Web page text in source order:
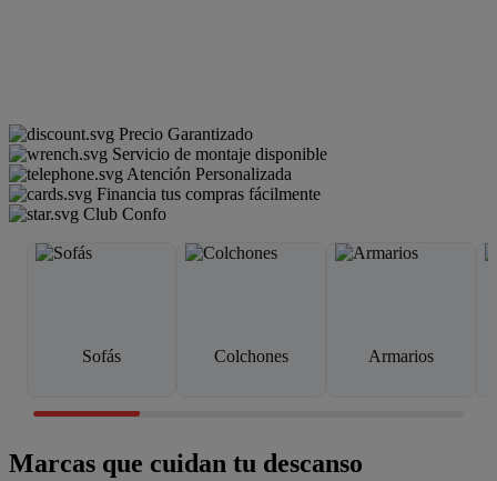
Precio Garantizado
Servicio de montaje disponible
Atención Personalizada
Financia tus compras fácilmente
Club Confo
Sofás Colchones Armarios
Marcas que cuidan tu descanso